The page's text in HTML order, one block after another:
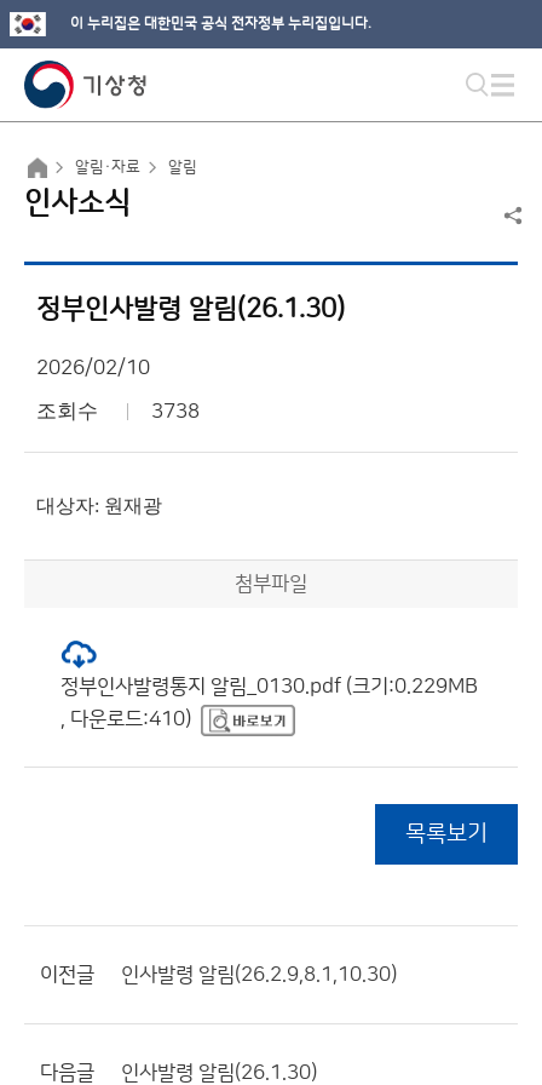
이 누리집은 대한민국 공식 전자정부 누리집입니다.
알림·자료 알림
인사소식
정부인사발령 알림(26.1.30)
2026/02/10
조회수 3738
대상자: 원재광
첨부파일
정부인사발령통지 알림_0130.pdf (크기:0.229MB
, 다운로드:410)
목록보기
이전글 인사발령 알림(26.2.9,8.1,10.30)
다음글 인사발령 알림(26.1.30)